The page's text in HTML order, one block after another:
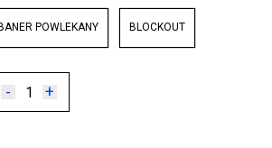
BANER POWLEKANY BLOCKOUT
- +